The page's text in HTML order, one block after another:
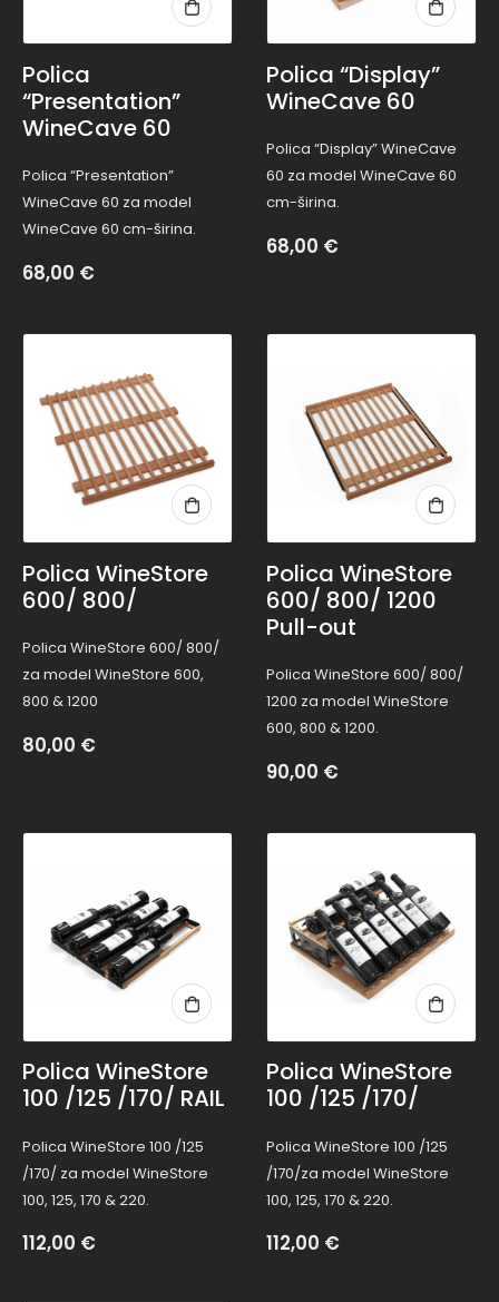
Polica
“Presentation”
WineCave 60
Polica “Presentation”
WineCave 60 za model
WineCave 60 cm-širina.
68,00 €
Polica “Display”
WineCave 60
Polica “Display” WineCave
60 za model WineCave 60
cm-širina.
68,00 €
Polica WineStore
600/ 800/
Polica WineStore 600/ 800/
za model WineStore 600,
800 & 1200
80,00 €
Polica WineStore
600/ 800/ 1200
Pull-out
Polica WineStore 600/ 800/
1200 za model WineStore
600, 800 & 1200.
90,00 €
Polica WineStore
100 /125 /170/ RAIL
Polica WineStore 100 /125
/170/ za model WineStore
100, 125, 170 & 220.
112,00 €
Polica WineStore
100 /125 /170/
Polica WineStore 100 /125
/170/za model WineStore
100, 125, 170 & 220.
112,00 €